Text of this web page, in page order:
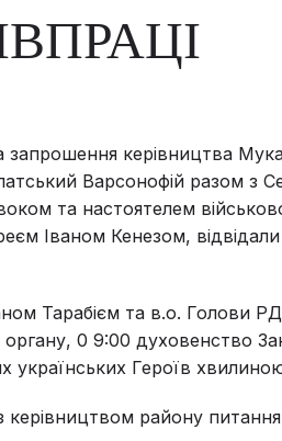
керівництва
Варсонофій разом з
та настоятелем
Іваном Кенезом, відвідали
Тарабієм та в.о. Голови
0 9:00 духовенство
українських Героїв
району питання